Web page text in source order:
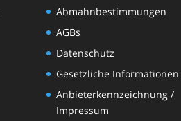
Abmahnbestimmungen
AGBs
Datenschutz
Gesetzliche Informationen
Anbieterkennzeichnung /
Impressum